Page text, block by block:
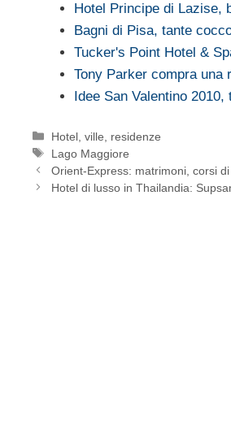
Hotel Principe di Lazise,
Bagni di Pisa, tante
Tucker's Point Hotel &
Tony Parker compra
Idee San Valentino
Categorie
Hotel, ville, residenze
Tag
Lago Maggiore
Orient-Express: matrimoni, corsi
Hotel di lusso in Thailandia: